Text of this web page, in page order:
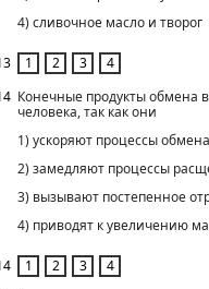
4) сливочное масло и творог
Конечные продукты обмена
человека, так как они
1) ускоряют процессы
2) замедляют процессы
3) вызывают постепенное
4) приводят к увеличению